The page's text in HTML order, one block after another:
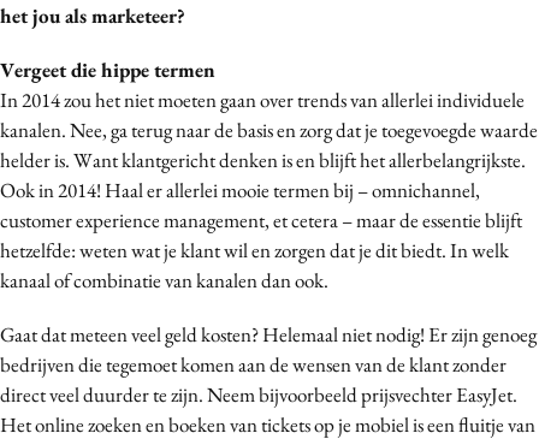
Influencer marketing
Martech
Media
Merkstrategie
PR
Programmatic
Purpose Marketing
het jou als marketeer?
Vergeet die hippe termen
In 2014 zou het niet moeten gaan over trends van allerlei individuele
kanalen. Nee, ga terug naar de basis en zorg dat je toegevoegde waarde
helder is. Want klantgericht denken is en blijft het allerbelangrijkste.
Ook in 2014! Haal er allerlei mooie termen bij – omnichannel,
customer experience management, et cetera – maar de essentie blijft
hetzelfde: weten wat je klant wil en zorgen dat je dit biedt. In welk
kanaal of combinatie van kanalen dan ook.
Gaat dat meteen veel geld kosten? Helemaal niet nodig! Er zijn genoeg
bedrijven die tegemoet komen aan de wensen van de klant zonder
direct veel duurder te zijn. Neem bijvoorbeeld prijsvechter EasyJet.
Het online zoeken en boeken van tickets op je mobiel is een fluitje van